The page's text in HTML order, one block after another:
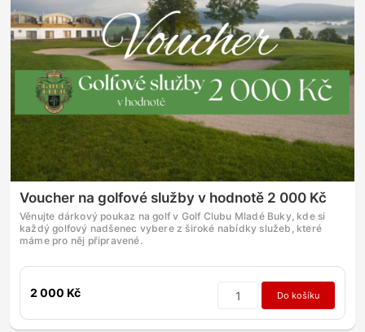
Voucher na golfové služby v hodnotě 2 000 Kč
Věnujte dárkový poukaz na golf v Golf Clubu Mladé Buky, kde si
každý golfový nadšenec vybere z široké nabídky služeb, které
máme pro něj připravené.
2 000 Kč Do košíku